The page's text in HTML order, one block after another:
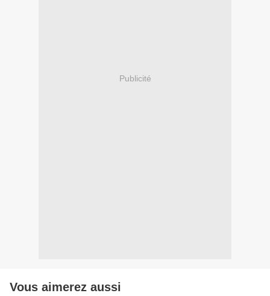
Publicité
Vous aimerez aussi